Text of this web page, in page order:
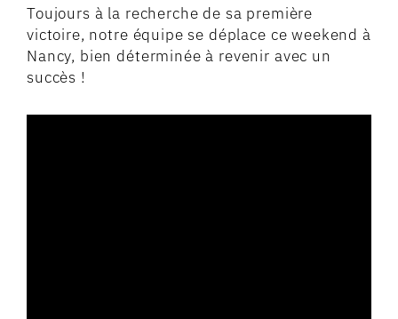
Toujours à la recherche de sa première
victoire, notre équipe se déplace ce weekend à
Nancy, bien déterminée à revenir avec un
succès !